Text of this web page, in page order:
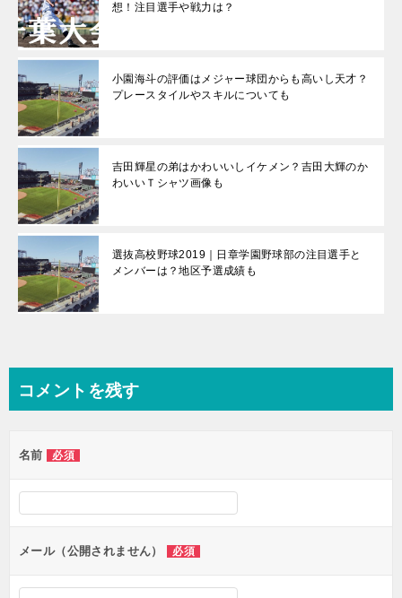
想！注目選手や戦力は？
小園海斗の評価はメジャー球団からも高いし天才？
プレースタイルやスキルについても
吉田輝星の弟はかわいいしイケメン？吉田大輝のか
わいいＴシャツ画像も
選抜高校野球2019｜日章学園野球部の注目選手と
メンバーは？地区予選成績も
コメントを残す
名前 必須
メール（公開されません） 必須